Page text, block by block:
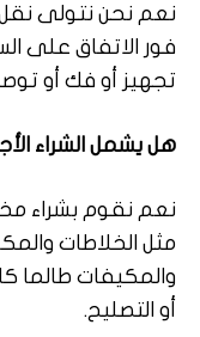
نعم نحن نتولى نقل
فور الاتفاق على
تجهيز أو فك أو
هل يشمل الشراء
نعم نقوم بشراء
مثل الخلاطات
والمكيفات طالما
أو التصليح.